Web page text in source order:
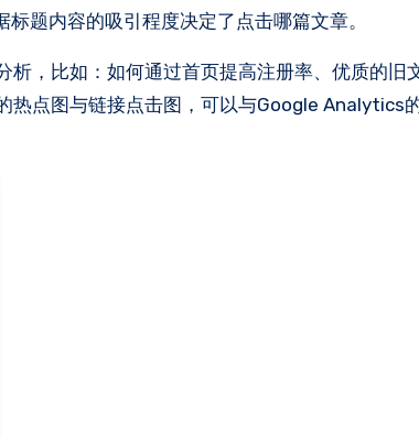
题内容的吸引程度决定了点击哪篇文章。
，比如：如何通过首页提高注册率、优质的旧
热点图与链接点击图，可以与Google Analytics